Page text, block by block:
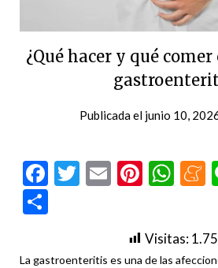
¿Qué hacer y qué
Publicada el junio 10,
Facebook
Twitter
Email
Visitas:
La gastroenteritis es una de las